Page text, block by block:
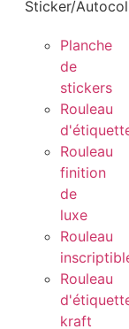
Sticker/
Planche
de
stickers
Rouleau
Rouleau
finition
de
luxe
Rouleau
Rouleau
kraft